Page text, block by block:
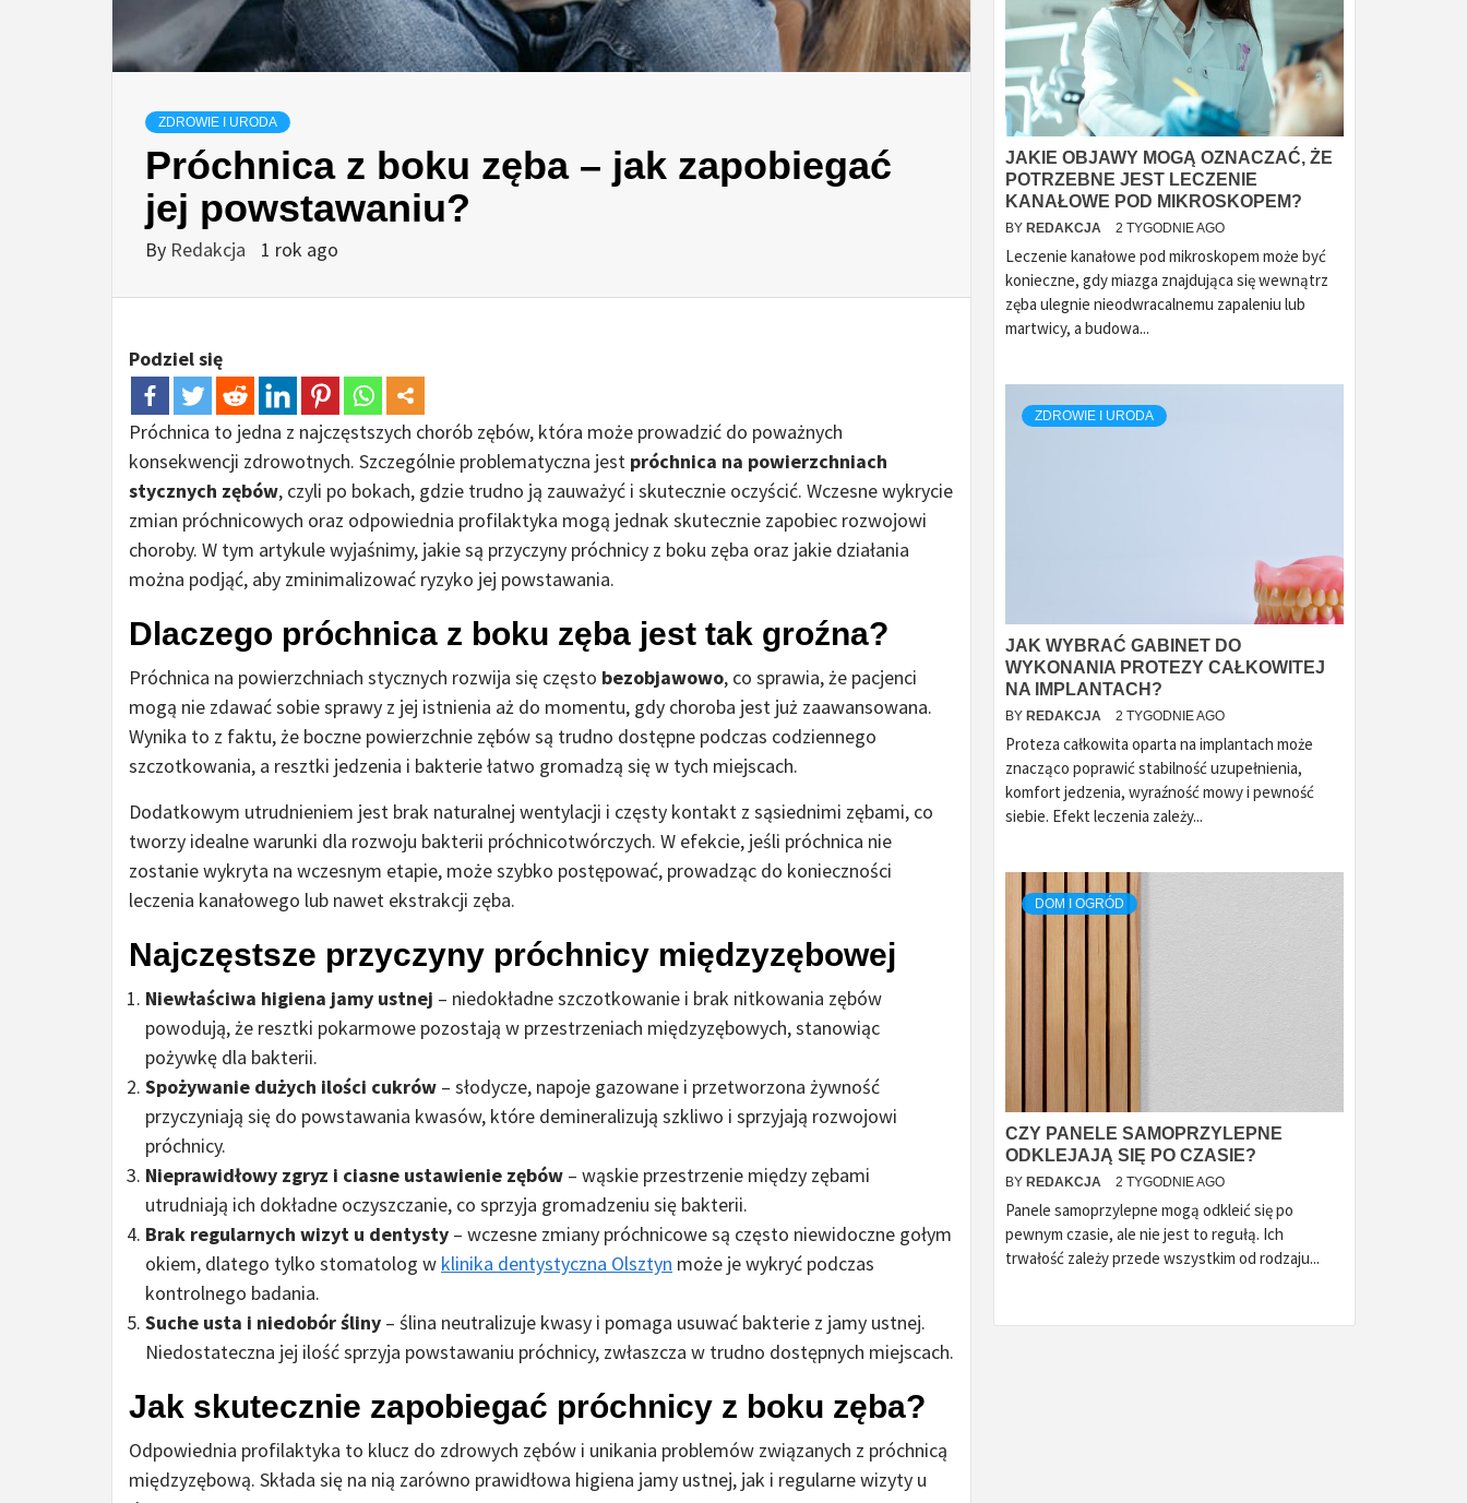
ZDROWIE I URODA
Próchnica z boku zęba – jak zapobiegać
jej powstawaniu?
By Redakcja 1 rok ago
Podziel się
Próchnica to jedna z najczęstszych chorób zębów, która może prowadzić do poważnych
konsekwencji zdrowotnych. Szczególnie problematyczna jest próchnica na powierzchniach
stycznych zębów, czyli po bokach, gdzie trudno ją zauważyć i skutecznie oczyścić. Wczesne wykrycie
zmian próchnicowych oraz odpowiednia profilaktyka mogą jednak skutecznie zapobiec rozwojowi
choroby. W tym artykule wyjaśnimy, jakie są przyczyny próchnicy z boku zęba oraz jakie działania
można podjąć, aby zminimalizować ryzyko jej powstawania.
Dlaczego próchnica z boku zęba jest tak groźna?
Próchnica na powierzchniach stycznych rozwija się często bezobjawowo, co sprawia, że pacjenci
mogą nie zdawać sobie sprawy z jej istnienia aż do momentu, gdy choroba jest już zaawansowana.
Wynika to z faktu, że boczne powierzchnie zębów są trudno dostępne podczas codziennego
szczotkowania, a resztki jedzenia i bakterie łatwo gromadzą się w tych miejscach.
Dodatkowym utrudnieniem jest brak naturalnej wentylacji i częsty kontakt z sąsiednimi zębami, co
tworzy idealne warunki dla rozwoju bakterii próchnicotwórczych. W efekcie, jeśli próchnica nie
zostanie wykryta na wczesnym etapie, może szybko postępować, prowadząc do konieczności
leczenia kanałowego lub nawet ekstrakcji zęba.
Najczęstsze przyczyny próchnicy międzyzębowej
Niewłaściwa higiena jamy ustnej – niedokładne szczotkowanie i brak nitkowania zębów
powodują, że resztki pokarmowe pozostają w przestrzeniach międzyzębowych, stanowiąc
pożywkę dla bakterii.
Spożywanie dużych ilości cukrów – słodycze, napoje gazowane i przetworzona żywność
przyczyniają się do powstawania kwasów, które demineralizują szkliwo i sprzyjają rozwojowi
próchnicy.
Nieprawidłowy zgryz i ciasne ustawienie zębów – wąskie przestrzenie między zębami
utrudniają ich dokładne oczyszczanie, co sprzyja gromadzeniu się bakterii.
Brak regularnych wizyt u dentysty – wczesne zmiany próchnicowe są często niewidoczne gołym
okiem, dlatego tylko stomatolog w klinika dentystyczna Olsztyn może je wykryć podczas
kontrolnego badania.
Suche usta i niedobór śliny – ślina neutralizuje kwasy i pomaga usuwać bakterie z jamy ustnej.
Niedostateczna jej ilość sprzyja powstawaniu próchnicy, zwłaszcza w trudno dostępnych miejscach.
Jak skutecznie zapobiegać próchnicy z boku zęba?
Odpowiednia profilaktyka to klucz do zdrowych zębów i unikania problemów związanych z próchnicą
międzyzębową. Składa się na nią zarówno prawidłowa higiena jamy ustnej, jak i regularne wizyty u
JAKIE OBJAWY MOGĄ OZNACZAĆ, ŻE
POTRZEBNE JEST LECZENIE
KANAŁOWE POD MIKROSKOPEM?
BY REDAKCJA 2 TYGODNIE AGO
Leczenie kanałowe pod mikroskopem może być
konieczne, gdy miazga znajdująca się wewnątrz
zęba ulegnie nieodwracalnemu zapaleniu lub
martwicy, a budowa...
ZDROWIE I URODA
JAK WYBRAĆ GABINET DO
WYKONANIA PROTEZY CAŁKOWITEJ
NA IMPLANTACH?
BY REDAKCJA 2 TYGODNIE AGO
Proteza całkowita oparta na implantach może
znacząco poprawić stabilność uzupełnienia,
komfort jedzenia, wyraźność mowy i pewność
siebie. Efekt leczenia zależy...
DOM I OGRÓD
CZY PANELE SAMOPRZYLEPNE
ODKLEJAJĄ SIĘ PO CZASIE?
BY REDAKCJA 2 TYGODNIE AGO
Panele samoprzylepne mogą odkleić się po
pewnym czasie, ale nie jest to regułą. Ich
trwałość zależy przede wszystkim od rodzaju...